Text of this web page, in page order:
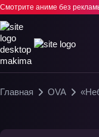
Смотрите аниме без
Главная OVA